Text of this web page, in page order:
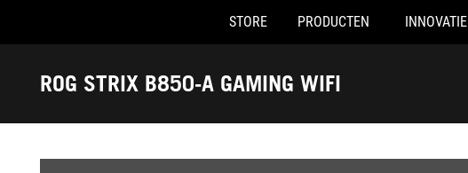
Accessibility links
STORE PRODUCTEN INNOVATIE
ROG STRIX B850-A GAMING WIFI
Galerij